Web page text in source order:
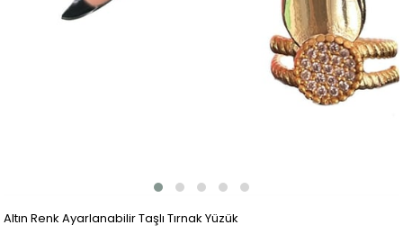
Altın Renk Ayarlanabilir Taşlı Tırnak Yüzük